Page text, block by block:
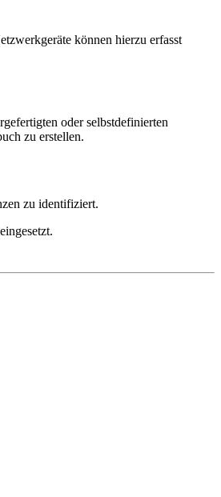
können hierzu erfasst
oder selbstdefinierten
zu erstellen.
zu identifiziert.